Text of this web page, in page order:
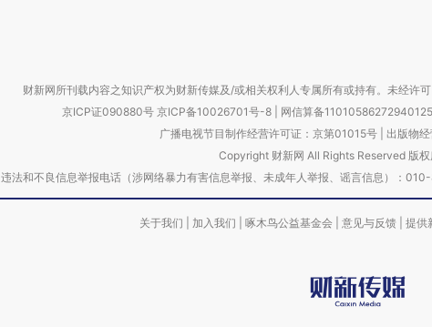
财新网所刊载内容之知识产权为财新传媒及/或相关权利人专属所有或持有。未经许
京ICP证090880号 京ICP备10026701号-8 网信算备
广播电视节目制作经营许可证：京第01015号| 出版物
Copyright 财新网 All Rights Reserved 版权
违法和不良信息举报电话（涉网络暴力有害信息举报、未成年人举报、谣言信息）：
关于我们 加入我们 啄木鸟公益基金会 意见与反馈 提供